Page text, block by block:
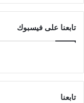
تابعنا على فيسبوك
تابعنا